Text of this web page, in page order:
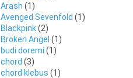
Arash (1)
Avenged Sevenfold (1)
Blackpink (2)
Broken Angel (1)
budi doremi (1)
chord (3)
chord klebus (1)